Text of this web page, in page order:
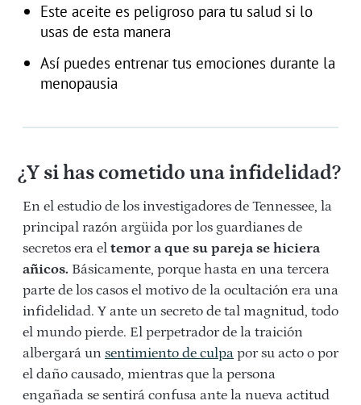
Este aceite es peligroso para tu salud si lo
usas de esta manera
Así puedes entrenar tus emociones durante la
menopausia
¿Y si has cometido una infidelidad?
En el estudio de los investigadores de Tennessee, la
principal razón argüida por los guardianes de
secretos era el temor a que su pareja se hiciera
añicos. Básicamente, porque hasta en una tercera
parte de los casos el motivo de la ocultación era una
infidelidad. Y ante un secreto de tal magnitud, todo
el mundo pierde. El perpetrador de la traición
albergará un sentimiento de culpa por su acto o por
el daño causado, mientras que la persona
engañada se sentirá confusa ante la nueva actitud